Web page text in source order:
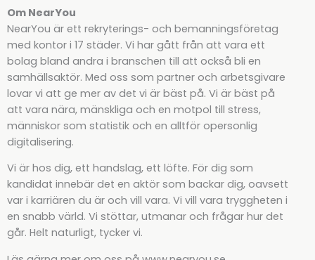
Om NearYou
NearYou är ett rekryterings- och bemanningsföretag
med kontor i 17 städer. Vi har gått från att vara ett
bolag bland andra i branschen till att också bli en
samhällsaktör. Med oss som partner och arbetsgivare
lovar vi att ge mer av det vi är bäst på. Vi är bäst på
att vara nära, mänskliga och en motpol till stress,
människor som statistik och en alltför opersonlig
digitalisering.
Vi är hos dig, ett handslag, ett löfte. För dig som
kandidat innebär det en aktör som backar dig, oavsett
var i karriären du är och vill vara. Vi vill vara tryggheten i
en snabb värld. Vi stöttar, utmanar och frågar hur det
går. Helt naturligt, tycker vi.